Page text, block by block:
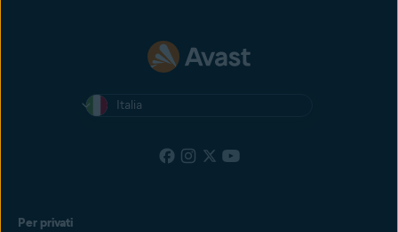
Italia
Per privati